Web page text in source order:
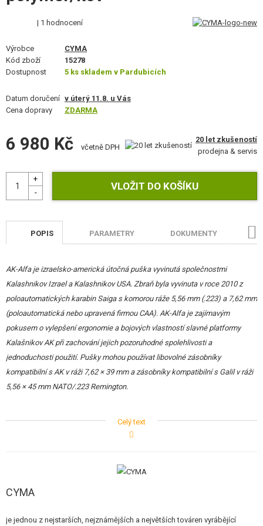
STAVEBNICE, MODELY
POŠKOZENÉ, POUŽITÉ ZBOŽÍ
KONTAKT
| 1 hodnocení
Výrobce
CYMA
Kód zboží
15278
Dostupnost
5 ks skladem v Pardubicích
Datum doručení v úterý 11.8. u Vás
Cena dopravy
ZDARMA
6 980 Kč včetně DPH
20 let zkušeností
prodejna & servis
POPIS PARAMETRY DOKUMENTY
AK-Alfa je izraelsko-americká útočná puška vyvinutá společnostmi
Kalashnikov Izrael a Kalashnikov USA. Zbraň byla vyvinuta v roce 2010 z
poloautomatických karabin Saiga s komorou ráže 5,56 mm (.223) a 7,62 mm
(poloautomatická nebo upravená firmou CAA). AK-Alfa je zajímavým
pokusem o vylepšení ergonomie a bojových vlastností slavné platformy
Kalašnikov AK při zachování jejich pozoruhodné spolehlivosti a
jednoduchosti použití. Pušky mohou používat libovolné zásobníky
kompatibilní s AK v ráži 7,62 × 39 mm a zásobníky kompatibilní s Galil v ráži
5,56 × 45 mm NATO/.223 Remington.
moderní interpretaci klasické platformy AK, inspirovanou izraelsko-
ideální volbou pro náročné hráče airsoftu.
VZHLED
Celý text
CYMA
je jednou z nejstarších, nejznámějších a největších továren vyrábějící